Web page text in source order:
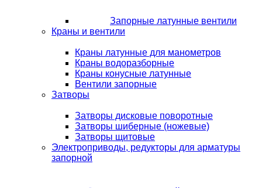
Запорные латунные вентили
Краны и вентили
Краны латунные для манометров
Краны водоразборные
Краны конусные латунные
Вентили запорные
Затворы
Затворы дисковые поворотные
Затворы шиберные (ножевые)
Затворы щитовые
Электроприводы, редукторы для арматуры
запорной